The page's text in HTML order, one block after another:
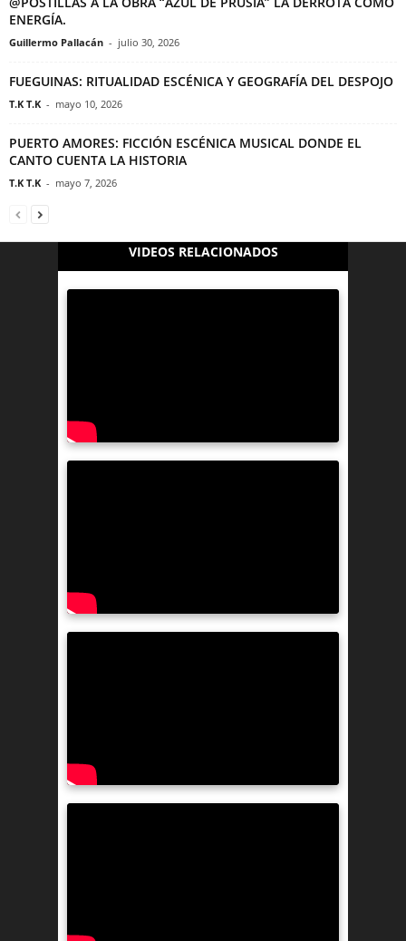
ENERGÍA.
Guillermo Pallacán - julio 30, 2026
FUEGUINAS: RITUALIDAD ESCÉNICA Y GEOGRAFÍA DEL DESPOJO
T.K T.K - mayo 10, 2026
PUERTO AMORES: FICCIÓN ESCÉNICA MUSICAL DONDE EL
CANTO CUENTA LA HISTORIA
T.K T.K - mayo 7, 2026
VIDEOS RELACIONADOS